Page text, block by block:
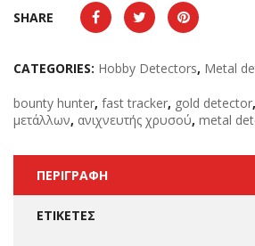
SHARE
CATEGORIES: Hobby Detectors, Metal
bounty hunter, fast tracker, gold detector,
μετάλλων, ανιχνευτής χρυσού, metal
ΠΕΡΙΓΡΑΦΉ
ΕΤΙΚΈΤΕΣ